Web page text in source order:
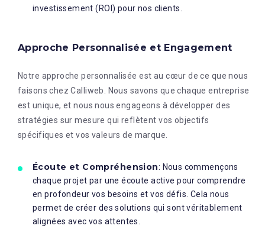
investissement (ROI) pour nos clients.
Approche Personnalisée et Engagement
Notre approche personnalisée est au cœur de ce que nous
faisons chez Calliweb. Nous savons que chaque entreprise
est unique, et nous nous engageons à développer des
stratégies sur mesure qui reflètent vos objectifs
spécifiques et vos valeurs de marque.
Écoute et Compréhension: Nous commençons
chaque projet par une écoute active pour comprendre
en profondeur vos besoins et vos défis. Cela nous
permet de créer des solutions qui sont véritablement
alignées avec vos attentes.